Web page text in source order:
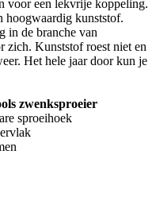
voor een lekvrije koppeling.
hoogwaardig kunststof.
in de branche van
zich. Kunststof roest niet en
Het hele jaar door kun je
zwenksproeier
sproeihoek